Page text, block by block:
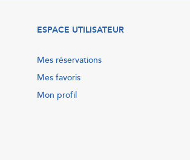
ESPACE UTILISATEUR
Mes réservations
Mes favoris
Mon profil